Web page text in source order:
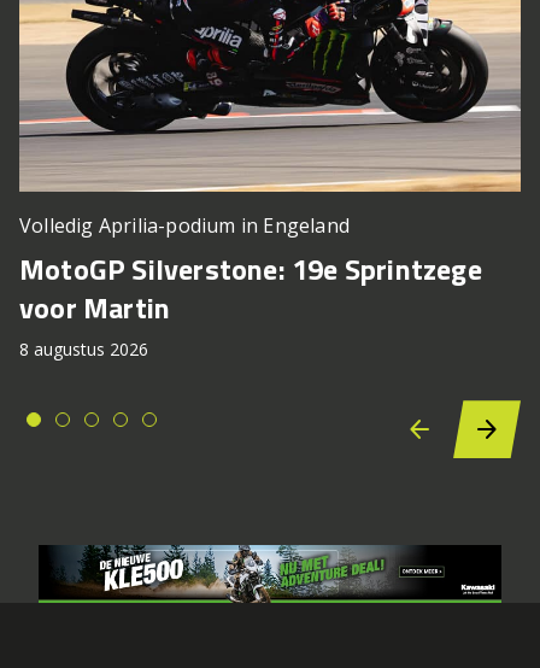
Volledig Aprilia-podium in Engeland
MotoGP Silverstone: 19e Sprintzege
voor Martin
8 augustus 2026